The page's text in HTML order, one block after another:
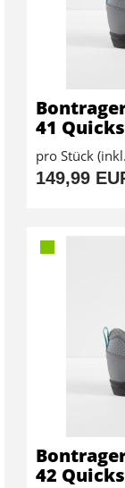
41
pro Stück
149,99
42